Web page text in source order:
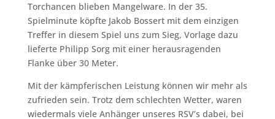
Torchancen blieben Mangelware. In der 35.
Spielminute köpfte Jakob Bossert mit dem einzigen
Treffer in diesem Spiel uns zum Sieg, Vorlage dazu
lieferte Philipp Sorg mit einer herausragenden
Flanke über 30 Meter.
Mit der kämpferischen Leistung können wir mehr als
zufrieden sein. Trotz dem schlechten Wetter, waren
wiedermals viele Anhänger unseres RSV’s dabei, bei